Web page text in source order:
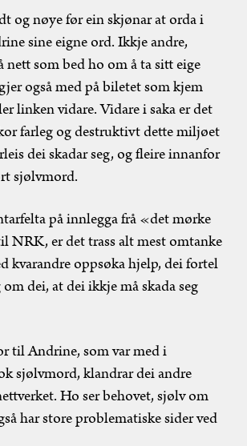
og nøye før ein skjønar at orda i
sine eigne ord. Ikkje andre,
nett som bed ho om å ta sitt eige
også med på biletet som kjem
linken vidare. Vidare i saka er det
farleg og destruktivt dette miljøet
dei skadar seg, og fleire innanfor
sjølvmord.
på innlegga frå «det mørke
NRK, er det trass alt mest omtanke
kvarandre oppsøka hjelp, dei fortel
dei, at dei ikkje må skada seg
til Andrine, som var med i
sjølvmord, klandrar dei andre
Ho ser behovet, sjølv om
har store problematiske sider ved